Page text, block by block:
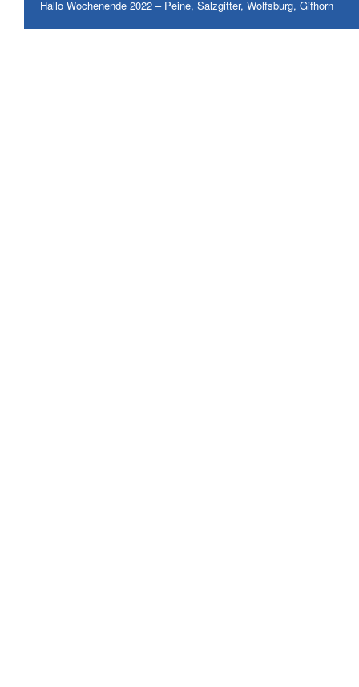
Hallo Wochenende 2022 – Peine, Salzgitter, Wolfsburg, Gifhorn